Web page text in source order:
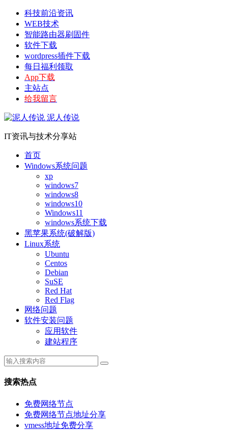
科技前沿资讯
WEB技术
智能路由器刷固件
软件下载
wordpress插件下载
每日福利领取
App下载
主站点
给我留言
泥人传说
IT资讯与技术分享站
首页
Windows系统问题
xp
windows7
windows8
windows10
Windows11
windows系统下载
黑苹果系统(破解版)
Linux系统
Ubuntu
Centos
Debian
SuSE
Red Hat
Red Flag
网络问题
软件安装问题
应用软件
建站程序
搜索热点
免费网络节点
免费网络节点地址分享
vmess地址免费分享